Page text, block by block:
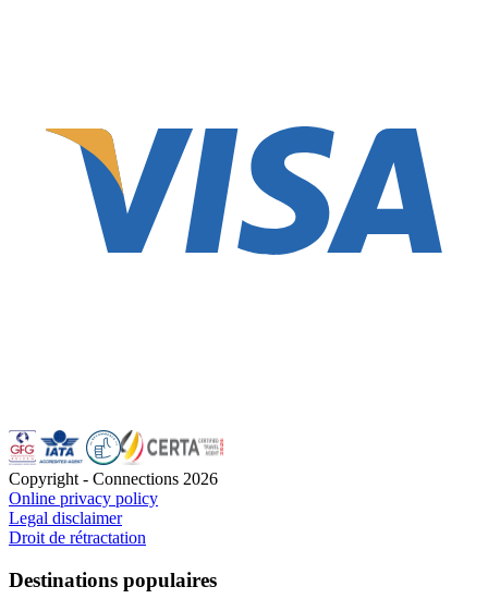
Copyright - Connections 2026
Online privacy policy
Legal disclaimer
Droit de rétractation
Destinations populaires